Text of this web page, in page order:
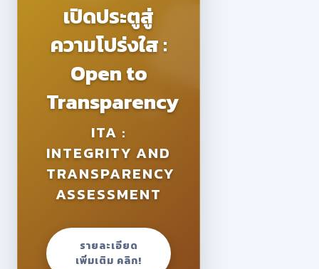
เปิดประตูสู่
ความโปร่งใส :
Open to
Transparency
ITA :
INTEGRITY AND
TRANSPARENCY
ASSESSMENT
รายละเอียด
เพิ่มเติม คลิก!